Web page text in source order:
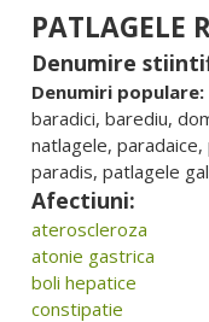
PATLAGELE
Denumire
Denumiri populare:
baradici, barediu,
natlagele,
paradis, patlagele
Afectiuni:
ateroscleroza
atonie gastrica
boli hepatice
constipatie